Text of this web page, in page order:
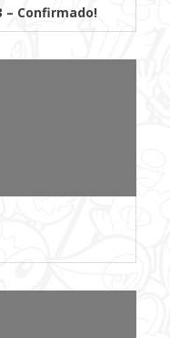
– Confirmado!